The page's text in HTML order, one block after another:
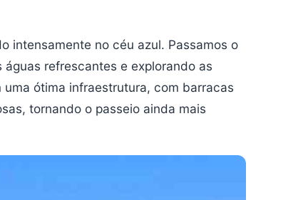
intensamente no céu azul. Passamos o
refrescantes e explorando as
ótima infraestrutura, com barracas
tornando o passeio ainda mais